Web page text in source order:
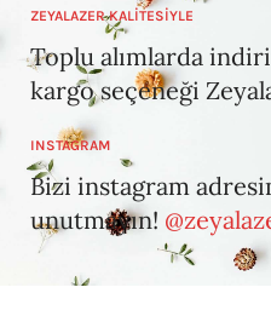
ZEYALAZER KALİTESİYLE
Toplu alımlarda
kargo seçeneği
INSTAGRAM
Bizi instagram
unutmayın!